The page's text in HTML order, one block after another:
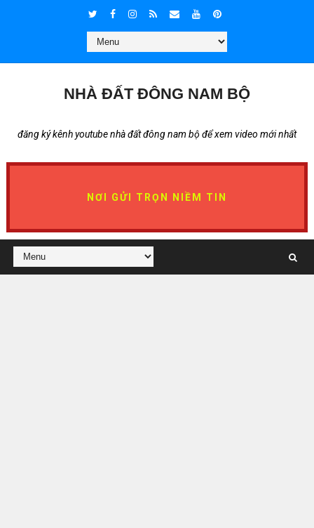
NHÀ ĐẤT ĐÔNG NAM BỘ
đăng ký kênh youtube nhà đất đông nam bộ để xem video mới nhất
NƠI GỬI TRỌN NIỀM TIN